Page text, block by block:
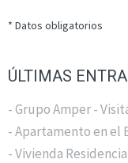
* Datos obligatorios
ÚLTIMAS
- Grupo Amper -
- Apartamento en el
- Vivienda